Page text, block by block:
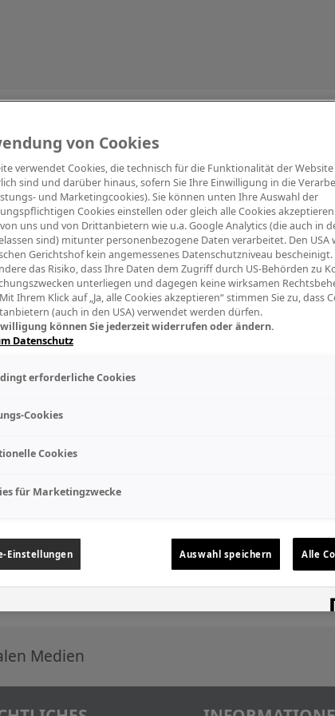
Digitalpiano Keys Blasinstrumente Orchester PA
Medien
von Cookies
verwendet Cookies, die technisch für die Funktionalität der
sind und darüber hinaus, sofern Sie Ihre Einwilligung in die
und Marketingcookies). Sie können unten Ihre Auswahl der
Cookies einstellen oder gleich alle Cookies
uns und von Drittanbietern wie u.a. Google Analytics (die auch in
sind) mitunter personenbezogene Daten verarbeitet. Den USA
Gerichtshof kein angemessenes Datenschutzniveau
das Risiko, dass Ihre Daten dem Zugriff durch US-Behörden zu
unterliegen und dagegen keine wirksamen
Ihrem Klick auf „Ja, alle Cookies akzeptieren“ stimmen Sie zu, dass
(auch in den USA) verwendet werden dürfen.
können Sie jederzeit widerrufen oder ändern.
Datenschutz
erforderliche Cookies
Cookies
Cookies
für Marketingzwecke
Einstellungen Auswahl speichern Alle